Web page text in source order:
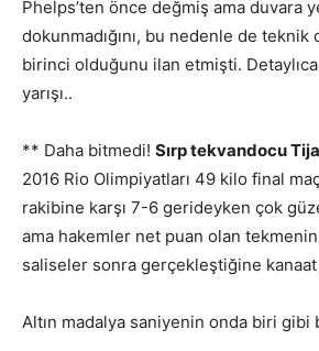
Phelps’ten önce değmiş ama duvara
dokunmadığını, bu nedenle de teknik
birinci olduğunu ilan etmişti.
yarışı..
** Daha bitmedi! Sırp tekvandocu
2016 Rio Olimpiyatları 49 kilo final
rakibine karşı 7-6 gerideyken çok
ama hakemler net puan olan
saliseler sonra gerçekleştiğine
Altın madalya saniyenin onda biri gibi